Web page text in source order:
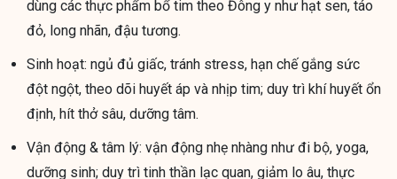
dùng các thực phẩm bổ tim theo Đông y như hạt sen, táo
đỏ, long nhãn, đậu tương.
Sinh hoạt: ngủ đủ giấc, tránh stress, hạn chế gắng sức
đột ngột, theo dõi huyết áp và nhịp tim; duy trì khí huyết ổn
định, hít thở sâu, dưỡng tâm.
Vận động & tâm lý: vận động nhẹ nhàng như đi bộ, yoga,
dưỡng sinh; duy trì tinh thần lạc quan, giảm lo âu, thực